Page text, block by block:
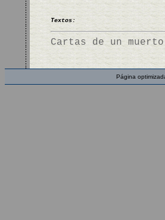
Textos:
Cartas de un
Página